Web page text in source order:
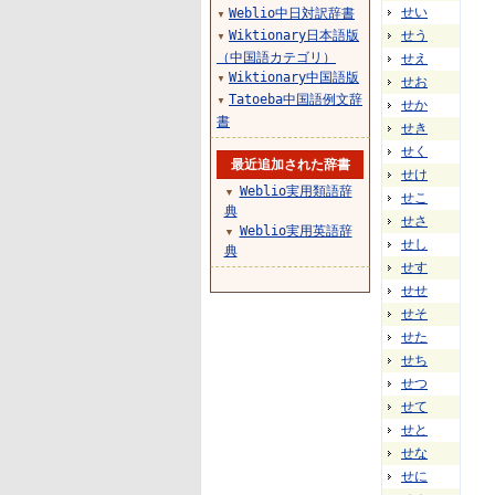
せい
せう
せえ
せお
せか
せき
せく
せけ
せこ
せさ
せし
せす
せせ
せそ
せた
せち
せつ
せて
せと
せな
せに
▼ Weblio中日対訳辞書
▼ Wiktionary日本語版
（中国語カテゴリ）
▼ Wiktionary中国語版
▼ Tatoeba中国語例文辞
書
最近追加された辞書
▼
Weblio実用類語辞
典
▼
Weblio実用英語辞
典